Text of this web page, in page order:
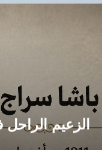
​عمّار علي حسن